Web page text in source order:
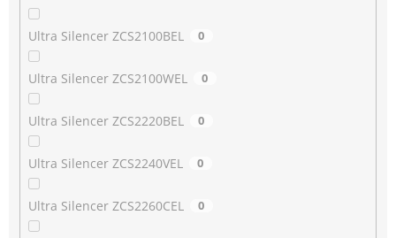
Ultra Silencer ZCS2100BEL 0
Ultra Silencer ZCS2100WEL 0
Ultra Silencer ZCS2220BEL 0
Ultra Silencer ZCS2240VEL 0
Ultra Silencer ZCS2260CEL 0